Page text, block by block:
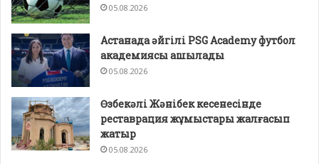
05.08.2026
Астанада әйгілі PSG Academy футбол
академиясы ашылады
05.08.2026
Өзбекәлі Жәнібек кесенесінде
реставрация жұмыстары жалғасып
жатыр
05.08.2026